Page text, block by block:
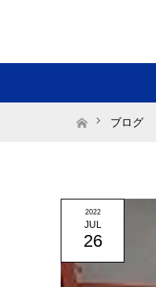
ホームブログ
2022
JUL
26